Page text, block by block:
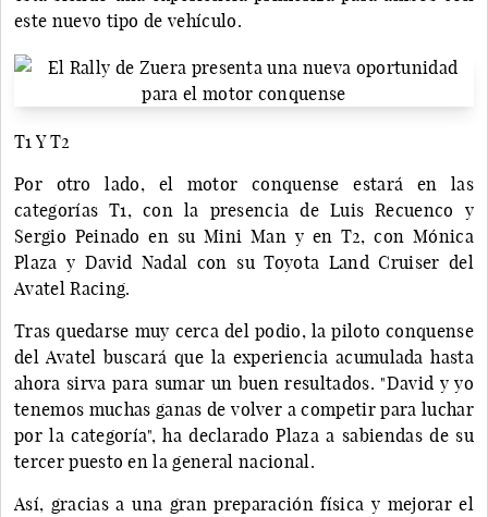
este nuevo tipo de vehículo.
T1 Y T2
Por otro lado, el motor conquense estará en las
categorías T1, con la presencia de Luis Recuenco y
Sergio Peinado en su Mini Man y en T2, con Mónica
Plaza y David Nadal con su Toyota Land Cruiser del
Avatel Racing.
Tras quedarse muy cerca del podio, la piloto conquense
del Avatel buscará que la experiencia acumulada hasta
ahora sirva para sumar un buen resultados. "David y yo
tenemos muchas ganas de volver a competir para luchar
por la categoría", ha declarado Plaza a sabiendas de su
tercer puesto en la general nacional.
Así, gracias a una gran preparación física y mejorar el